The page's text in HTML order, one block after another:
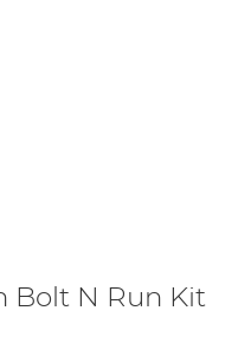
Bolt N Run Kit